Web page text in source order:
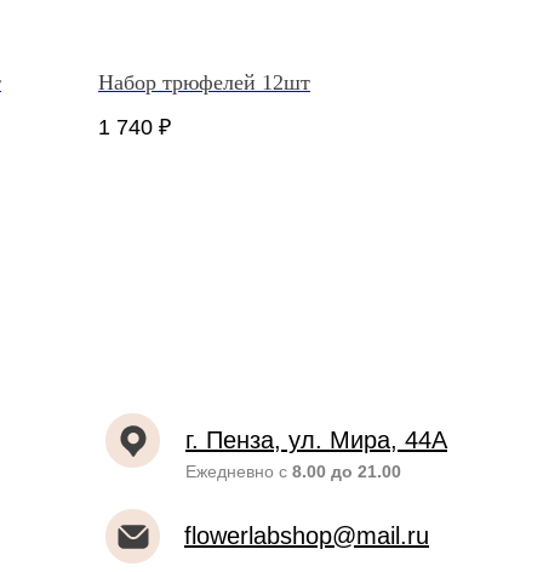
Набор трюфелей 12шт
1 740 ₽
г. Пенза, ул. Мира, 44А
Ежедневно с 8.00 до 21.00
flowerlabshop@mail.ru